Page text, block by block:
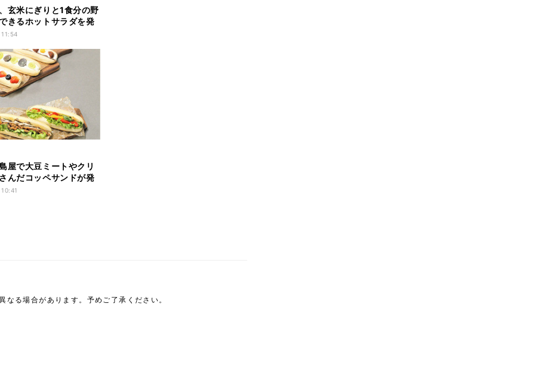
玄米にぎりと1食分の野
きるホットサラダを発
屋で大豆ミートやクリ
んだコッペサンドが発
る場合があります。予めご了承ください。